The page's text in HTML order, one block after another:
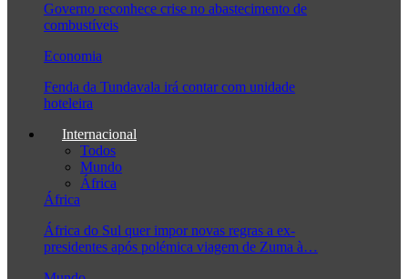
Governo reconhece crise no abastecimento de
combustíveis
Economia
Fenda da Tundavala irá contar com unidade
hoteleira
Internacional
Todos
Mundo
África
África
África do Sul quer impor novas regras a ex-
presidentes após polémica viagem de Zuma à…